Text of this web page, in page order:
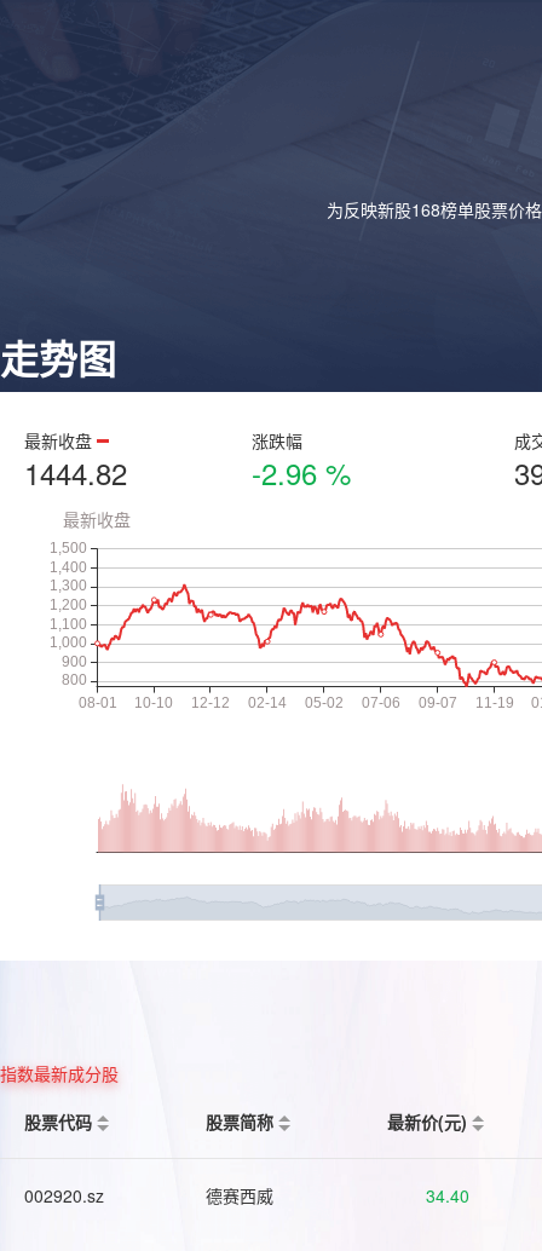
为反映新股168榜单股票价
走势图
最新收盘
1444.82
涨跌幅
-2.96 %
成
指数最新成分股
股票代码
股票简称 最新价(元)
002920.sz 德赛西威 34.40